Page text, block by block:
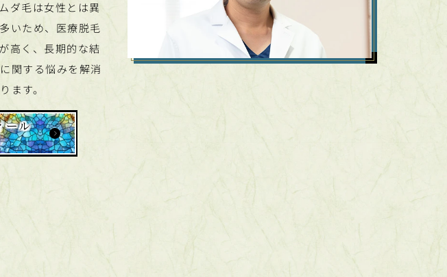
ダ毛は女性とは異
いため、医療脱毛
高く、長期的な結
関する悩みを解消
ます。
ール